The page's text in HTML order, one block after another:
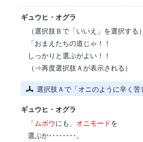
ギュウヒ・オグラ
（選択肢Ｂで「いいえ」を選択する）
「おまえたちの道じゃ！！
しっかりと選ぶがよい！！
（⇒再度選択肢Ａが表示される）
選択肢Ａで「オニのように辛く苦
ギュウヒ・オグラ
「ムボウにも、 オニモードを
選ぶか････････。